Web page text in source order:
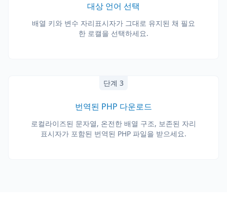
대상 언어 선택
배열 키와 변수 자리표시자가 그대로 유지된 채 필요
한 로캘을 선택하세요.
단계 3
번역된 PHP 다운로드
로컬라이즈된 문자열, 온전한 배열 구조, 보존된 자리
표시자가 포함된 번역된 PHP 파일을 받으세요.